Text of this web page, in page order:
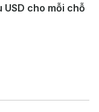
cho mỗi chỗ